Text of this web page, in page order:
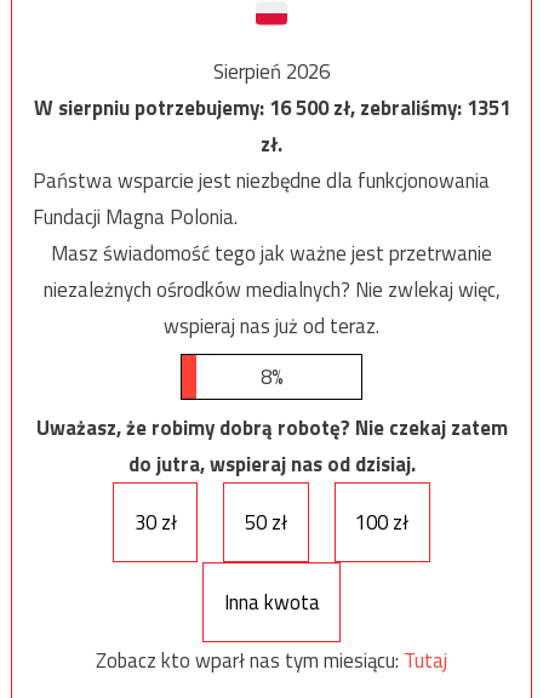
Sierpień 2026
W sierpniu potrzebujemy:16 500zł, zebraliśmy:1351
zł.
Państwa wsparcie jest niezbędne dla funkcjonowania
Fundacji Magna Polonia.
Masz świadomość tego jak ważne jest przetrwanie
niezależnych ośrodków medialnych? Nie zwlekaj więc,
wspieraj nas już od teraz.
8%
Uważasz, że robimy dobrą robotę? Nie czekaj zatem
do jutra, wspieraj nas od dzisiaj.
30 zł
50 zł 100 zł
Inna kwota
Zobacz kto wparł nas tym miesiącu: Tutaj